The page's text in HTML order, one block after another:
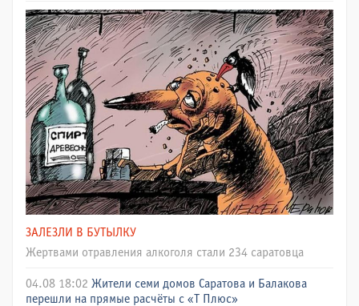
ЗАЛЕЗЛИ В БУТЫЛКУ
Жертвами отравления алкоголя стали 234 саратовца
04.08 18:02 Жители семи домов Саратова и Балакова
перешли на прямые расчёты с «Т Плюс»